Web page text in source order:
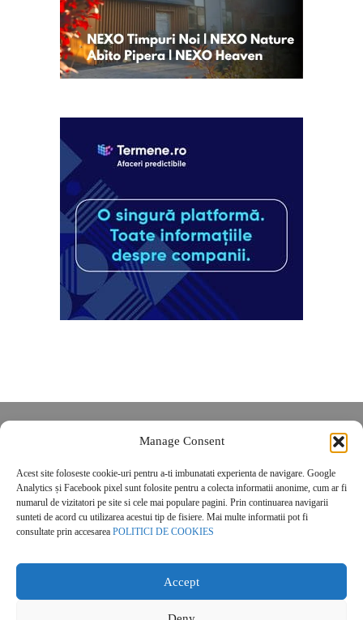
Manage Consent
Acest site foloseste cookie-uri pentru a-ti imbunatati experienta de navigare. Google
Analytics și Facebook pixel sunt folosite pentru a colecta informatii anonime, cum ar fi
numarul de vizitatori pe site si cele mai populare pagini. Prin continuarea navigarii
sunteti de acord cu utilizarea acestui tip de fisiere. Mai multe informatii pot fi
consultate prin accesarea POLITICI DE COOKIES
Accept
POLITICĂ DE CONFIDENȚIALITATE
Politica de cookies